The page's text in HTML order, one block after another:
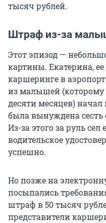
тысяч рублей.
Штраф из-за
Этот эпизод —
картины. Екатерина,
каршеринге в
из малышей (которому
десяти месяцев)
была вынуждена сесть
Из-за этого за руль
водительское
успешно.
Но позже на
посыпались
штраф в 50 тысяч
представители